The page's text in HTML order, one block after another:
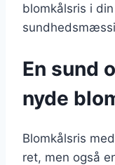
blomkålsris i
En sund
nyde
Blomkålsris
ret, men også